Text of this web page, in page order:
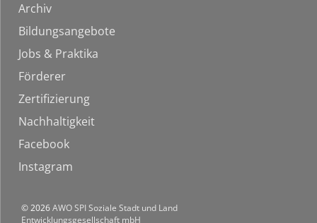
Archiv
Bildungsangebote
Jobs & Praktika
Förderer
Zertifizierung
Nachhaltigkeit
Facebook
Instagram
© 2026AWO SPI Soziale Stadt und Land
Entwicklungsgesellschaft mbH